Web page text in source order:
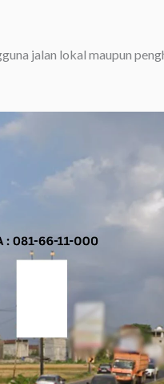
jalan lokal maupun